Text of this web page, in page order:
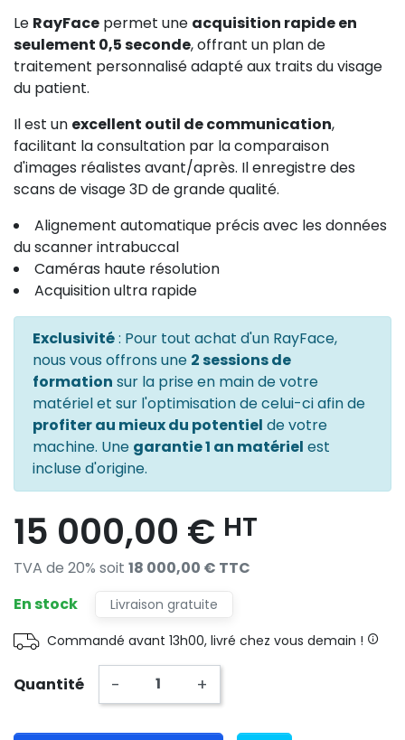
Le RayFace permet une acquisition rapide en
seulement 0,5 seconde, offrant un plan de
traitement personnalisé adapté aux traits du visage
du patient.
Il est un excellent outil de communication,
facilitant la consultation par la comparaison
d'images réalistes avant/après. Il enregistre des
scans de visage 3D de grande qualité.
Alignement automatique précis avec les données
du scanner intrabuccal
Caméras haute résolution
Acquisition ultra rapide
Exclusivité: Pour tout achat d'un RayFace,
nous vous offrons une 2 sessions de
formation sur la prise en main de votre
matériel et sur l'optimisation de celui-ci afin de
profiter au mieux du potentiel de votre
machine. Une garantie 1 an matériel est
incluse d'origine.
15 000,00 € HT
TVA de 20% soit 18 000,00 € TTC
En stock
Livraison gratuite
Commandé avant 13h00, livré chez vous demain !
Quantité - +